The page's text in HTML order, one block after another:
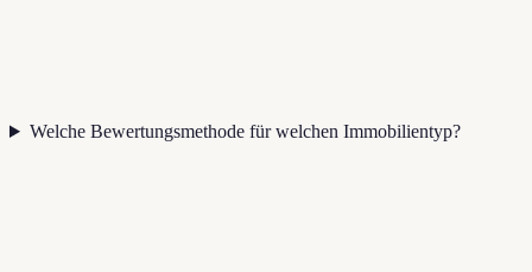
Welche Bewertungsmethode für welchen Immobilientyp?